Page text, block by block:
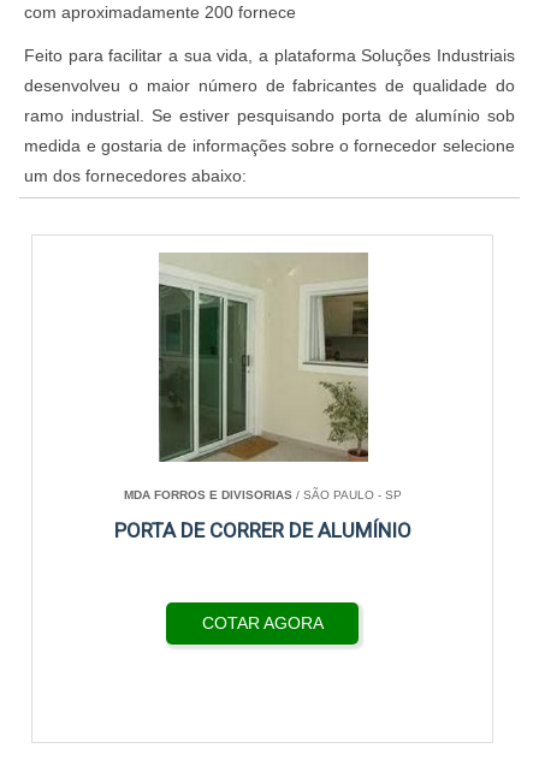
com aproximadamente 200 fornece
Feito para facilitar a sua vida, a plataforma Soluções Industriais
desenvolveu o maior número de fabricantes de qualidade do
ramo industrial. Se estiver pesquisando porta de alumínio sob
medida e gostaria de informações sobre o fornecedor selecione
um dos fornecedores abaixo:
MDA FORROS E DIVISORIAS/ SÃO PAULO - SP
PORTA DE CORRER DE ALUMÍNIO
COTAR AGORA